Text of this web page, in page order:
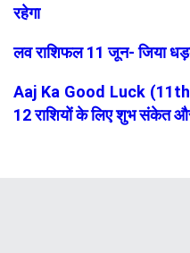
रहेगा
लव राशिफल 11 जून- जिया
Aaj Ka Good Luck
12 राशियों के लिए शुभ संकेत